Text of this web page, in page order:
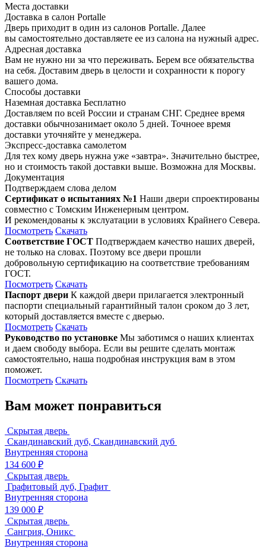
Места доставки
Доставка в салон Portalle
Дверь приходит в один из салонов Portalle. Далее
вы самостоятельно доставляете ее из салона на нужный адрес.
Адресная доставка
Вам не нужно ни за что переживать. Берем все обязательства
на себя. Доставим дверь в целости и сохранности к порогу
вашего дома.
Способы доставки
Наземная доставка Бесплатно
Доставляем по всей России и странам СНГ. Среднее время
доставки обычнозанимает около 5 дней. Точноее время
доставки уточняйте у менеджера.
Экспресс-доставка самолетом
Для тех кому дверь нужна уже «завтра». Значительно быстрее,
но и стоимость такой доставки выше. Возможна для Москвы.
Документация
Подтверждаем слова делом
Сертификат о испытаниях №1 Наши двери спроектированы
совместно с Томским Инженерным центром.
И рекомендованы к экслуатации в условиях Крайнего Севера.
Посмотреть Скачать
Соответствие ГОСТ Подтверждаем качество наших дверей,
не только на словах. Поэтому все двери прошли
добровольную сертификацию на соответствие требованиям
ГОСТ.
Посмотреть Скачать
Паспорт двери К каждой двери прилагается электронный
паспорти специальный гарантийный талон сроком до 3 лет,
который доставляется вместе с дверью.
Посмотреть Скачать
Руководство по установке Мы заботимся о наших клиентах
и даем свободу выбора. Если вы решите сделать монтаж
самостоятельно, наша подробная инструкция вам в этом
поможет.
Посмотреть Скачать
Вам может понравиться
Скрытая дверь
Скандинавский дуб, Скандинавский дуб
Внутренняя сторона
134 600 ₽
Скрытая дверь
Графитовый дуб, Графит
Внутренняя сторона
139 000 ₽
Скрытая дверь
Сангрия, Оникс
Внутренняя сторона